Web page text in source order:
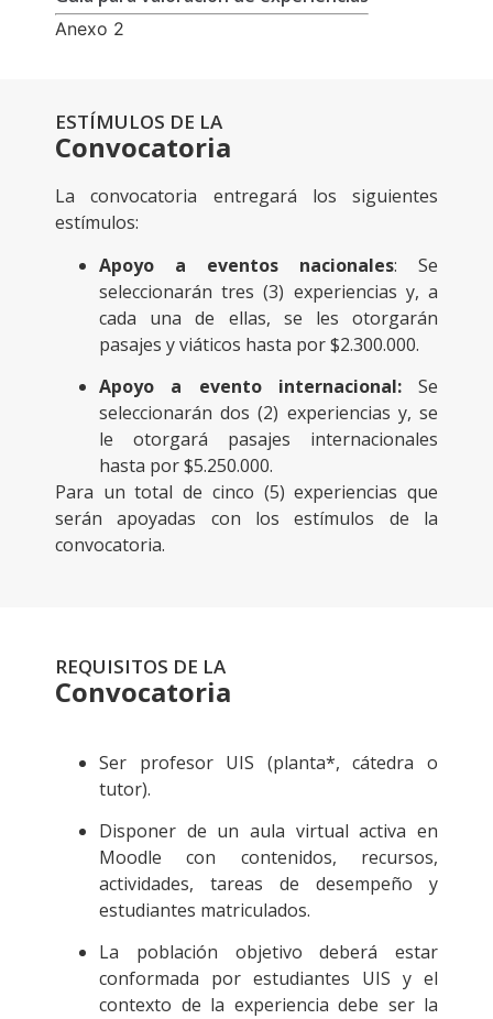
Anexo 2
ESTÍMULOS DE LA
Convocatoria
La convocatoria entregará los siguientes
estímulos:
Apoyo a eventos nacionales: Se
seleccionarán tres (3) experiencias y, a
cada una de ellas, se les otorgarán
pasajes y viáticos hasta por $2.300.000.
Apoyo a evento internacional: Se
seleccionarán dos (2) experiencias y, se
le otorgará pasajes internacionales
hasta por $5.250.000.
Para un total de cinco (5) experiencias que
serán apoyadas con los estímulos de la
convocatoria.
REQUISITOS DE LA
Convocatoria
Ser profesor UIS (planta*, cátedra o
tutor).
Disponer de un aula virtual activa en
Moodle con contenidos, recursos,
actividades, tareas de desempeño y
estudiantes matriculados.
La población objetivo deberá estar
conformada por estudiantes UIS y el
contexto de la experiencia debe ser la